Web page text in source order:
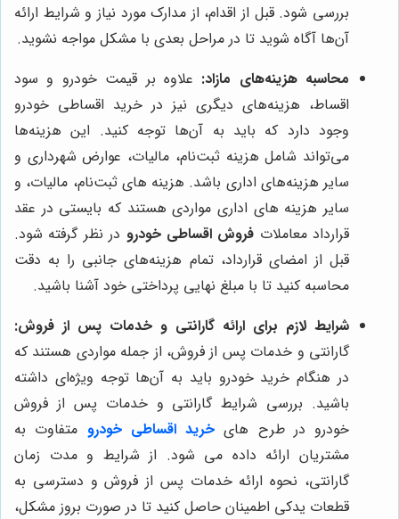
بررسی شود. قبل از اقدام، از مدارک مورد نیاز و شرایط ارائه
آن‌ها آگاه شوید تا در مراحل بعدی با مشکل مواجه نشوید.
محاسبه هزینه‌های مازاد: علاوه بر قیمت خودرو و سود
اقساط، هزینه‌های دیگری نیز در خرید اقساطی خودرو
وجود دارد که باید به آن‌ها توجه کنید. این هزینه‌ها
می‌تواند شامل هزینه ثبت‌نام، مالیات، عوارض شهرداری و
سایر هزینه‌های اداری باشد. هزینه های ثبت‌نام، مالیات، و
سایر هزینه های اداری مواردی هستند که بایستی در عقد
قرارداد معاملات فروش اقساطی خودرو در نظر گرفته شود.
قبل از امضای قرارداد، تمام هزینه‌های جانبی را به دقت
محاسبه کنید تا با مبلغ نهایی پرداختی خود آشنا باشید.
شرایط لازم برای ارائه گارانتی و خدمات پس از فروش:
گارانتی و خدمات پس از فروش، از جمله مواردی هستند که
در هنگام خرید خودرو باید به آن‌ها توجه ویژه‌ای داشته
باشید. بررسی شرایط گارانتی و خدمات پس از فروش
خودرو در طرح های خرید اقساطی خودرو متفاوت به
مشتریان ارائه داده می شود. از شرایط و مدت زمان
گارانتی، نحوه ارائه خدمات پس از فروش و دسترسی به
قطعات یدکی اطمینان حاصل کنید تا در صورت بروز مشکل،